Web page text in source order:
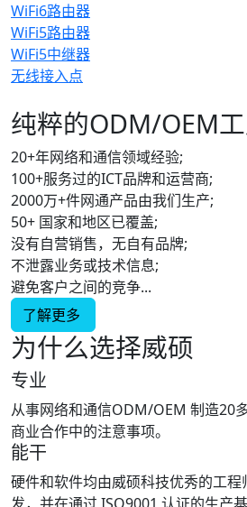
WiFi6路由器
WiFi5路由器
WiFi5中继器
无线接入点
纯粹的ODM/OEM
20+年网络和通信领域经验;
100+服务过的ICT品牌和运营商;
2000万+件网通产品由我们生产;
50+ 国家和地区已覆盖;
没有自营销售，无自有品牌;
不泄露业务或技术信息;
避免客户之间的竞争...
了解更多
为什么选择威硕
专业
从事网络和通信ODM/OEM 制造20
商业合作中的注意事项。
能干
硬件和软件均由威硕科技优秀的工